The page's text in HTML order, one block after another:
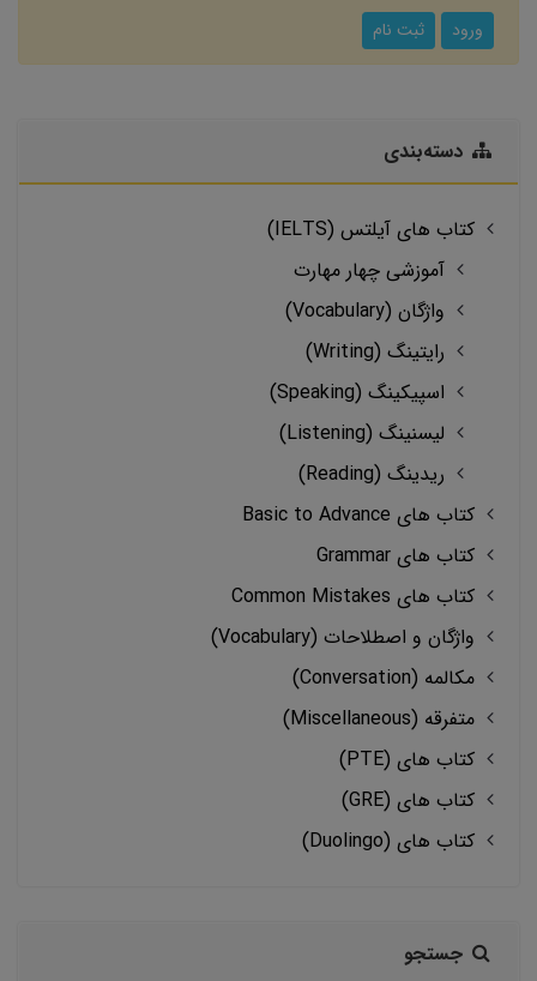
ورود ثبت نام
دسته‌بندی
کتاب های آیلتس (IELTS)
آموزشی چهار مهارت
واژگان (Vocabulary)
رایتینگ (Writing)
اسپیکینگ (Speaking)
لیسنینگ (Listening)
ریدینگ (Reading)
کتاب های Basic to Advance
کتاب های Grammar
کتاب های Common Mistakes
واژگان و اصطلاحات (Vocabulary)
مکالمه (Conversation)
متفرقه (Miscellaneous)
کتاب های (PTE)
کتاب های (GRE)
کتاب های (Duolingo)
جستجو